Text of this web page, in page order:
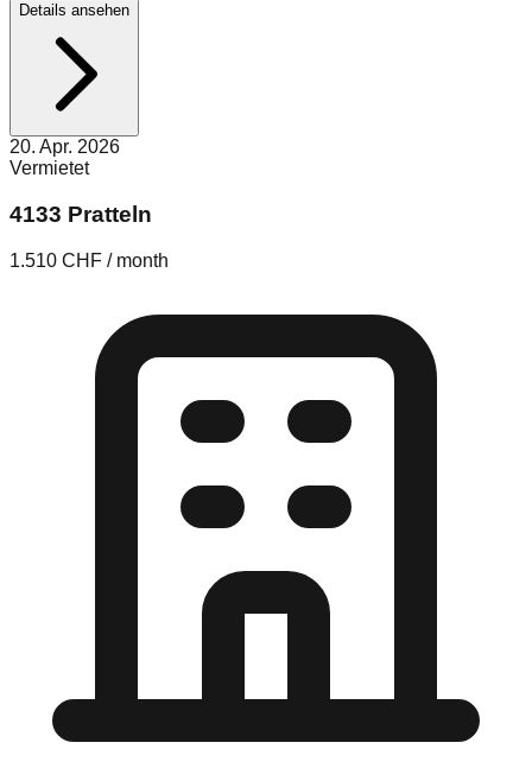
Details ansehen
20. Apr. 2026
Vermietet
4133 Pratteln
1.510 CHF / month